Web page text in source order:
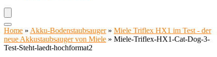
Home » Akku-Bodenstaubsauger» Miele Triflex HX1 im Test - der
neue Akkustaubsauger von Miele » Miele-Triflex-HX1-Cat-Dog-3-
Test-Steht-laedt-hochformat2